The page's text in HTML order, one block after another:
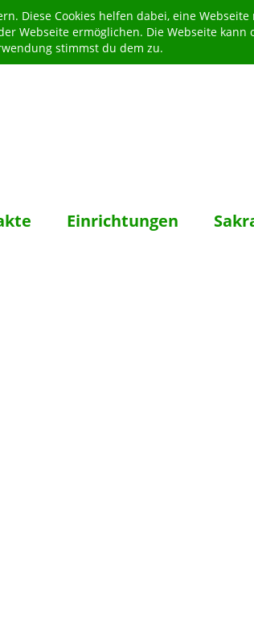
Einrichtungen
Diese Cookies helfen dabei, eine
Webseite ermöglichen. Die Webseite kann
stimmst du dem zu.